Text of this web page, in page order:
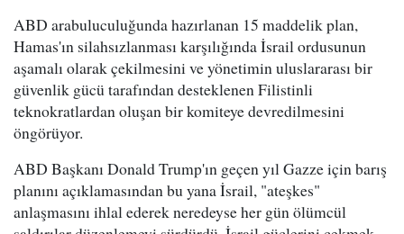
ABD arabuluculuğunda hazırlanan 15 maddelik plan,
Hamas'ın silahsızlanması karşılığında İsrail ordusunun
aşamalı olarak çekilmesini ve yönetimin uluslararası bir
güvenlik gücü tarafından desteklenen Filistinli
teknokratlardan oluşan bir komiteye devredilmesini
öngörüyor.
ABD Başkanı Donald Trump'ın geçen yıl Gazze için barış
planını açıklamasından bu yana İsrail, "ateşkes"
anlaşmasını ihlal ederek neredeyse her gün ölümcül